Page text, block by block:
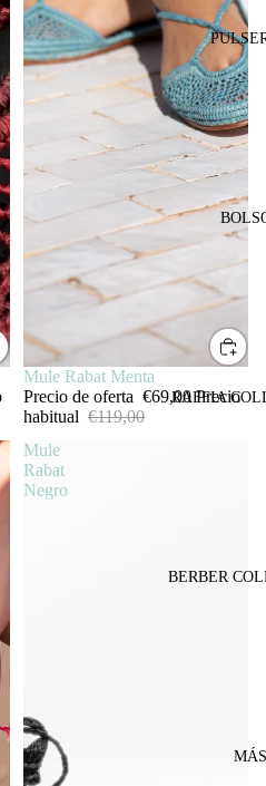
RAFFIA
BERBER
MÁS
SALE
Mule Rabat Menta
Precio de oferta €69,00 Precio
habitual €119,00
Mule
Rabat
Negro